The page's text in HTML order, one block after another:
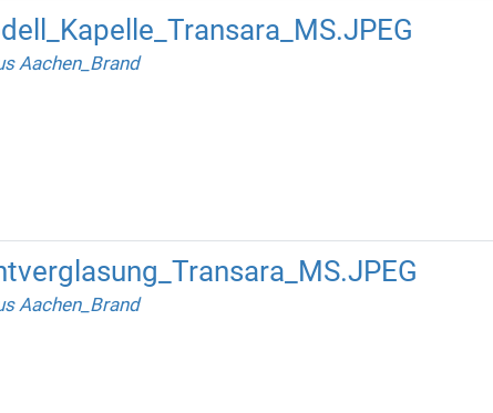
Aachen_Brand
Aachen_Brand